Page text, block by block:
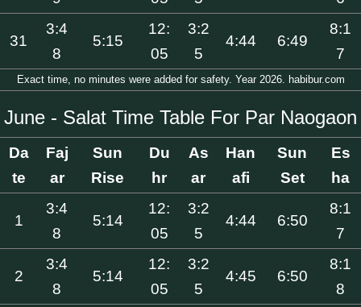
31
3:4
8
5:15
12:
05
3:2
5
4:44 6:49
8:1
7
Exact time, no minutes were added for safety. Year 2026. habibur.com
June - Salat Time Table For Par Naogaon
Da
te
Faj
ar
Sun
Rise
Du
hr
As
ar
Han
afi
Sun
Set
Es
ha
1
3:4
8
5:14
12:
05
3:2
5
4:44 6:50
8:1
7
2
3:4
8
5:14
12:
05
3:2
5
4:45 6:50
8:1
8